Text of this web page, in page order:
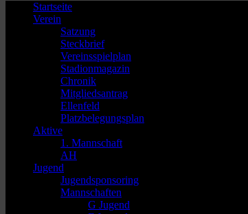
Startseite
Verein
Satzung
Steckbrief
Vereinsspielplan
Stadionmagazin
Chronik
Mitgliedsantrag
Ellenfeld
Platzbelegungsplan
Aktive
1. Mannschaft
AH
Jugend
Jugendsponsoring
Mannschaften
G Jugend